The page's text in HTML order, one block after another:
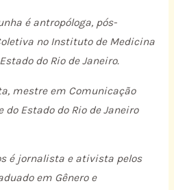
é antropóloga, pós-
no Instituto de Medicina
do Rio de Janeiro.
mestre em Comunicação
Estado do Rio de Janeiro
é jornalista e ativista pelos
em Gênero e